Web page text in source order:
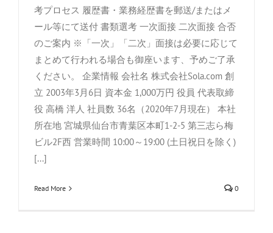
考プロセス 履歴書・業務経歴書を郵送/またはメ
ール等にて送付 書類選考 一次面接 二次面接 合否
のご案内 ※「一次」「二次」面接は必要に応じて
まとめて行われる場合も御座います、予めご了承
ください。 企業情報 会社名 株式会社Sola.com 創
立 2003年3月6日 資本金 1,000万円 役員 代表取締
役 高橋 洋人 社員数 36名（2020年7月現在） 本社
所在地 宮城県仙台市青葉区本町1-2-5 第三志ら梅
ビル2F西 営業時間 10:00～19:00 (土日祝日を除く)
[...]
Read More 0
要資格・スキル：JavaまたはVB.net等の業務用シ
ステム開発経験2年以上 歓迎する資格・技能：以
下は必須ではありません 日常&ビジネス英会話・
英語読み書き能力 日常&ビジネス中国語会話・読
み書き能力<繁体簡体いずれも> サイバーセキュリ
ティに関連する資格、技能 非IT関係業務における
プロジェクト、人事マネジメント経験 加入保
険：雇用保険、労災保険、健康保険、厚生年金 年
間休日：127日 休日：土日祝日他、毎週、お盆休
暇、年末年始休暇 月平均労働日数：19.8日 6ヶ月
10:00～19:00 休憩時間：60分 時間外月平均時間：